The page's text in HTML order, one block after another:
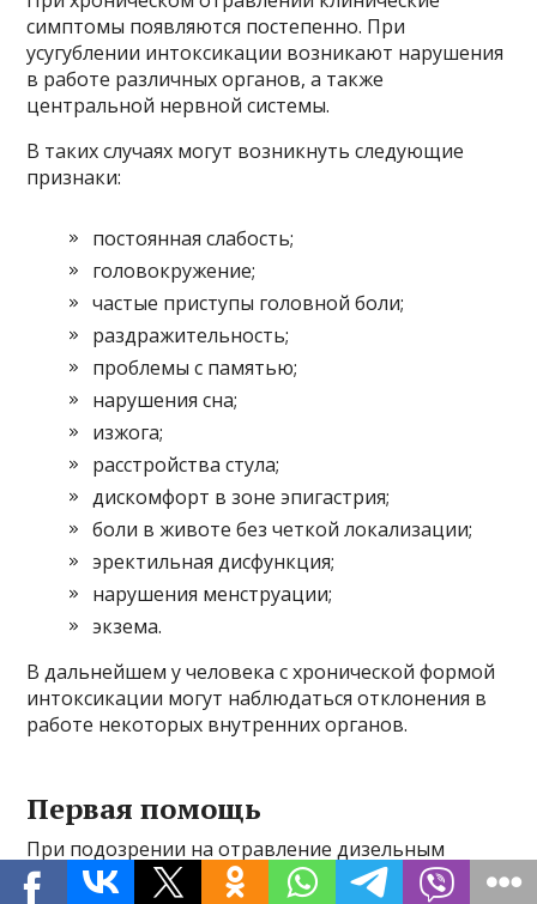
симптомы появляются постепенно. При
усугублении интоксикации возникают нарушения
в работе различных органов, а также
центральной нервной системы.
В таких случаях могут возникнуть следующие
признаки:
постоянная слабость;
головокружение;
частые приступы головной боли;
раздражительность;
проблемы с памятью;
нарушения сна;
изжога;
расстройства стула;
дискомфорт в зоне эпигастрия;
боли в животе без четкой локализации;
эректильная дисфункция;
нарушения менструации;
экзема.
В дальнейшем у человека с хронической формой
интоксикации могут наблюдаться отклонения в
работе некоторых внутренних органов.
Первая помощь
При подозрении на отравление дизельным
топливом необходимо как можно скорее оказать